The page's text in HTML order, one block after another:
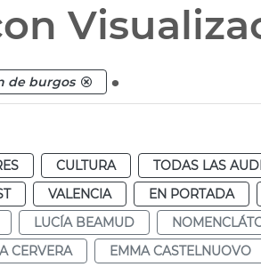
de burgos .
CULTURA TODAS LAS
VALENCIA EN PORTADA
LUCÍA BEAMUD
CERVERA EMMA CASTELNUOVO